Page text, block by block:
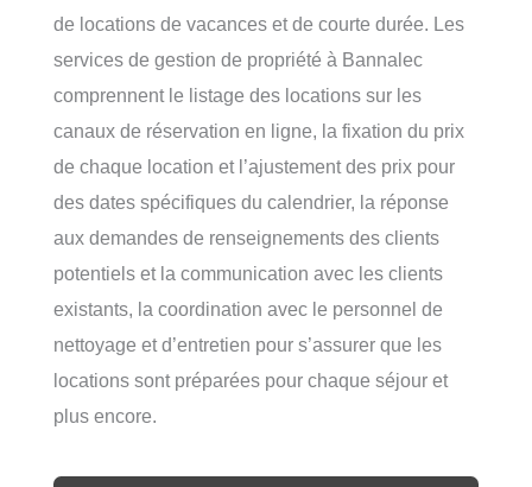
de locations de vacances et de courte durée. Les
services de gestion de propriété à Bannalec
comprennent le listage des locations sur les
canaux de réservation en ligne, la fixation du prix
de chaque location et l’ajustement des prix pour
des dates spécifiques du calendrier, la réponse
aux demandes de renseignements des clients
potentiels et la communication avec les clients
existants, la coordination avec le personnel de
nettoyage et d’entretien pour s’assurer que les
locations sont préparées pour chaque séjour et
plus encore.